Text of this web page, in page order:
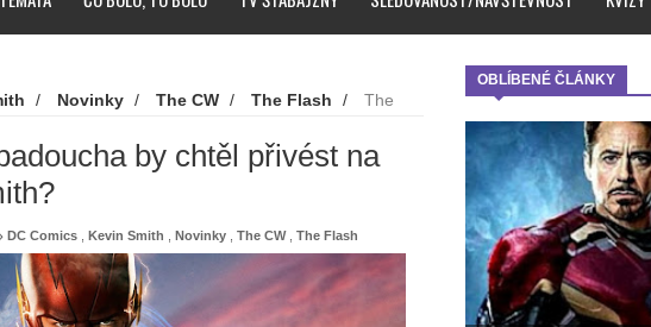
OBLÍBENÉ ČLÁNKY
/ Novinky / The CW / The Flash /
The
by chtěl přivést na
DC Comics Kevin Smith Novinky The CW, The Flash